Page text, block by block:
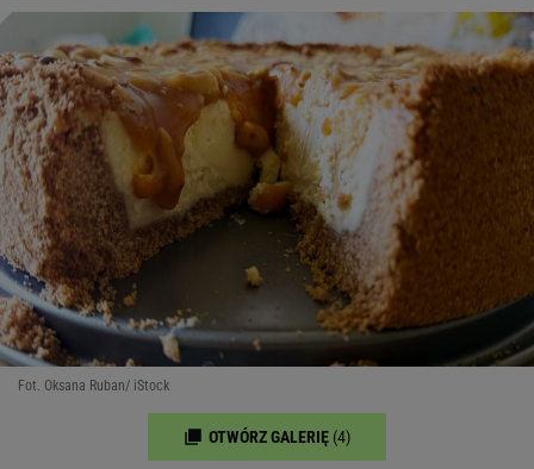
Fot. Oksana Ruban/ iStock
OTWÓRZ GALERIĘ (4)